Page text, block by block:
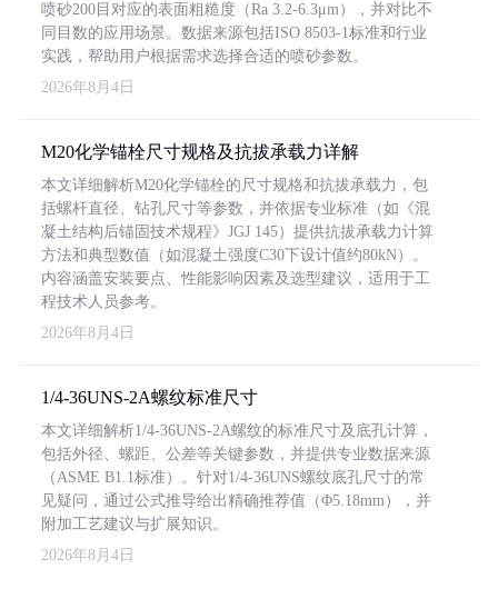
喷砂200目对应的表面粗糙度（Ra 3.2-6.3μm），并对比不
同目数的应用场景。数据来源包括ISO 8503-1标准和行业
实践，帮助用户根据需求选择合适的喷砂参数。
2026年8月4日
M20化学锚栓尺寸规格及抗拔承载力详解
本文详细解析M20化学锚栓的尺寸规格和抗拔承载力，包
括螺杆直径、钻孔尺寸等参数，并依据专业标准（如《混
凝土结构后锚固技术规程》JGJ 145）提供抗拔承载力计算
方法和典型数值（如混凝土强度C30下设计值约80kN）。
内容涵盖安装要点、性能影响因素及选型建议，适用于工
程技术人员参考。
2026年8月4日
1/4-36UNS-2A螺纹标准尺寸
本文详细解析1/4-36UNS-2A螺纹的标准尺寸及底孔计算，
包括外径、螺距、公差等关键参数，并提供专业数据来源
（ASME B1.1标准）。针对1/4-36UNS螺纹底孔尺寸的常
见疑问，通过公式推导给出精确推荐值（Φ5.18mm），并
附加工艺建议与扩展知识。
2026年8月4日